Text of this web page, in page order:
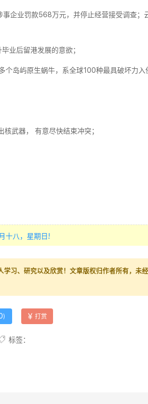
企业罚款568万元，并停止经营接受调查
业后留港发展的意欲；
岛屿原生蜗牛，系全球100种最具破坏力入
武器， 有意尽快结束冲突；
十八，星期日!
习、研究以及欣赏！文章版权归作者所有，未
) 打赏
标签：